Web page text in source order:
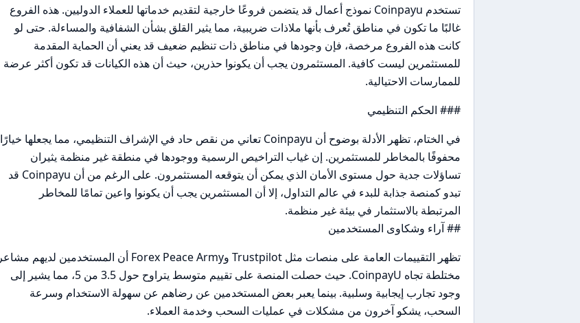
تستخدم Coinpayu نموذج أعمال قد يتضمن فروعًا خارجية لتقديم خدماتها للعملاء الدوليين. هذه الفروع
غالبًا ما تكون في مناطق تُعرف بأنها ملاذات ضريبية، مما يثير القلق بشأن الشفافية والمساءلة. حتى لو
كانت هذه الفروع مرخصة، فإن وجودها في مناطق ذات تنظيم ضعيف قد يعني أن الحماية المقدمة
للمستثمرين ليست كافية. المستثمرون يجب أن يكونوا حذرين، حيث أن هذه الكيانات قد تكون أكثر عرضة
للممارسات الاحتيالية.
### الحكم التنظيمي
في الختام، تظهر الأدلة بوضوح أن Coinpayu تعاني من نقص حاد في الإشراف التنظيمي، مما يجعلها خيارًا
محفوفًا بالمخاطر للمستثمرين. إن غياب التراخيص الرسمية ووجودها في منطقة غير منظمة يثيران
تساؤلات جدية حول مستوى الأمان الذي يمكن أن يتوقعه المستثمرون. على الرغم من أن Coinpayu قد
تبدو كمنصة جذابة للبدء في عالم التداول، إلا أن المستثمرين يجب أن يكونوا واعين تمامًا للمخاطر
المرتبطة بالاستثمار في بيئة غير منظمة.
## آراء وشكاوى المستخدمين
تظهر التقييمات العامة على منصات مثل Trustpilot وForex Peace Army أن المستخدمين لديهم مشاعر
مختلطة تجاه CoinpayU. حيث حصلت المنصة على تقييم متوسط يتراوح حول 3.5 من 5، مما يشير إلى
وجود تجارب إيجابية وسلبية. بينما يعبر بعض المستخدمين عن رضاهم عن سهولة الاستخدام وسرعة
السحب، يشكو آخرون من مشكلات في عمليات السحب وخدمة العملاء.